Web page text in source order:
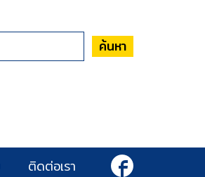
ค้นหา
ติดต่อเรา